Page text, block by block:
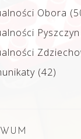
Obora
Pyszczyn
(42)